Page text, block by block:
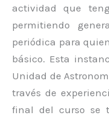
actividad que
permitiendo
periódica para
básico. Esta
Unidad de
través de
final del curso se